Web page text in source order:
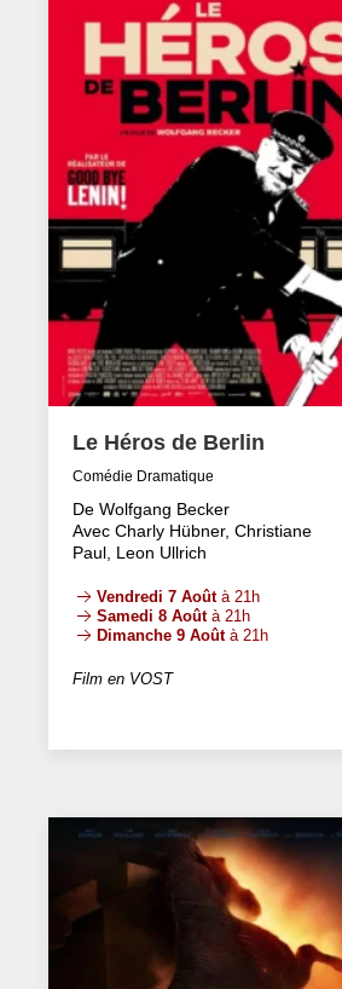
Le Héros de Berlin
Comédie Dramatique
De Wolfgang Becker
Avec Charly Hübner, Christiane
Paul, Leon Ullrich
Vendredi 7 Aoûtà 21h
Samedi 8 Aoûtà 21h
Dimanche 9 Aoûtà 21h
Film en VOST